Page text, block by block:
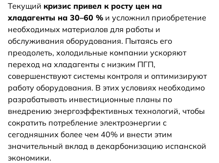
Текущий кризис привел к росту цен на
хладагенты на 30–60 % и усложнил приобретение
необходимых материалов для работы и
обслуживания оборудования. Пытаясь его
преодолеть, холодильные компании ускоряют
переход на хладагенты с низким ПГП,
совершенствуют системы контроля и оптимизируют
работу оборудования. В этих условиях необходимо
разрабатывать инвестиционные планы по
внедрению энергоэффективных технологий, чтобы
сократить потребление электроэнергии с
сегодняшних более чем 40% и внести этим
значительный вклад в декарбонизацию испанской
экономики.